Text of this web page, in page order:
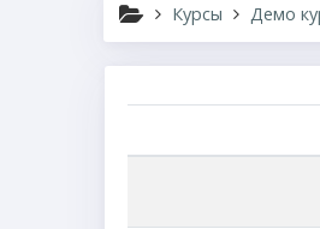
Курсы Демо